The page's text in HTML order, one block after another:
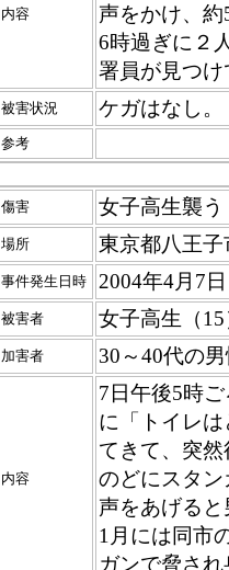
内容
声をかけ、
6時過ぎに２
署員が見つ
被害状況 ケガはなし。
参考
傷害 女子高生襲う
場所 東京都八王
事件発生日時 2004年4月
被害者 女子高生（15
加害者 30～40代の
内容
7日午後5時
に「トイレ
てきて、突
のどにスタ
声をあげる
1月には同市
ガンで脅さ